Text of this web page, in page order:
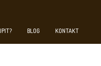
BLOG KONTAKT